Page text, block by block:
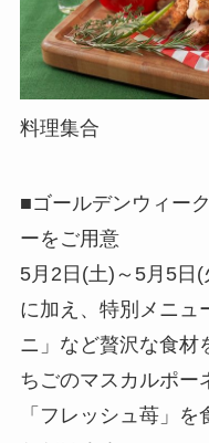
料理集合
■ゴールデンウィー
ーをご用意
5月2日(土)～5月5日
に加え、特別メニュ
ニ」など贅沢な食材
ちごのマスカルポー
「フレッシュ苺」